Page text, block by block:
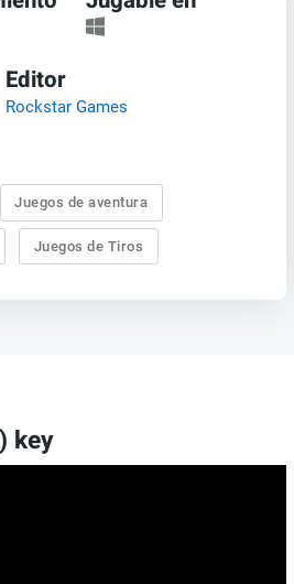
Editor
Rockstar Games
Juegos de aventura
Juegos de Tiros
key